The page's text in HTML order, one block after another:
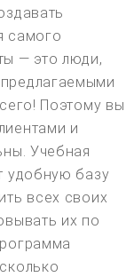
самого
— это люди,
Поэтому вы
и
Учебная
удобную базу
всех своих
их по